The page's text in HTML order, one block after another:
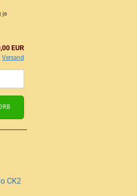
je
EUR
Versand